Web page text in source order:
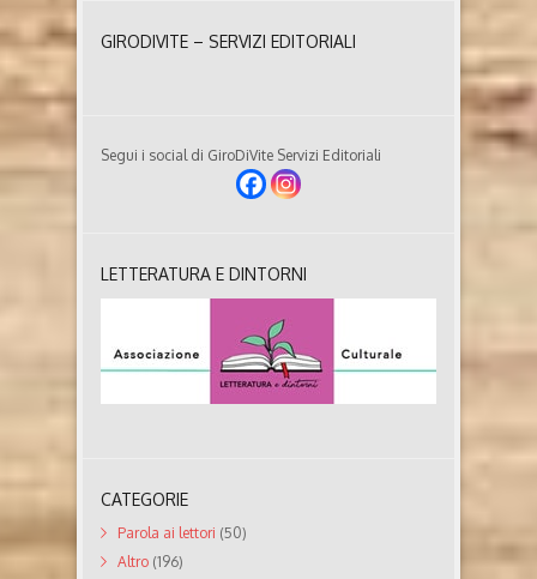
GIRODIVITE – SERVIZI EDITORIALI
Segui i social di GiroDiVite Servizi Editoriali
LETTERATURA E DINTORNI
CATEGORIE
Parola ai lettori (50)
Altro (196)